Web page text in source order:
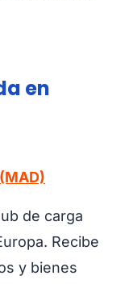
en
de carga
Recibe
y bienes